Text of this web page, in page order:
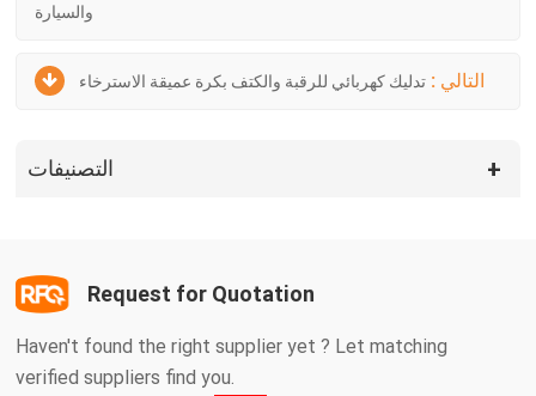
والسيارة
التالي : تدليك كهربائي للرقبة والكتف بكرة عميقة الاسترخاء
التصنيفات
Haven't found the right supplier yet ? Let matching
verified suppliers find you.
Request for Quotation